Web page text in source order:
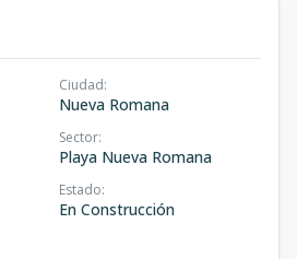
Ciudad:
Nueva Romana
Sector:
Playa Nueva Romana
Estado:
En Construcción